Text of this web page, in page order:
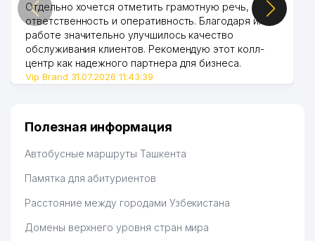
Отдельно хочется отметить грамотную речь,
ответственность и оперативность. Благодаря их
работе значительно улучшилось качество
обслуживания клиентов. Рекомендую этот колл-
центр как надежного партнера для бизнеса.
Vip Brand 31.07.2026 11:43:39
Полезная информация
Автобусные маршруты Ташкента
Памятка для абитуриентов
Расстояние между городами Узбекистана
Домены верхнего уровня стран мира